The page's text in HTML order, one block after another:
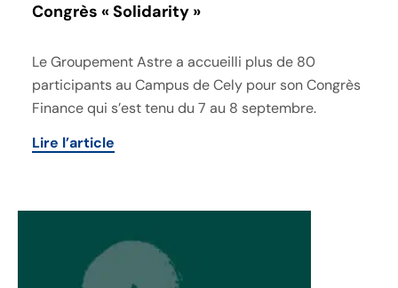
Congrès « Solidarity »
Le Groupement Astre a accueilli plus de 80
participants au Campus de Cely pour son Congrès
Finance qui s’est tenu du 7 au 8 septembre.
Lire l’article